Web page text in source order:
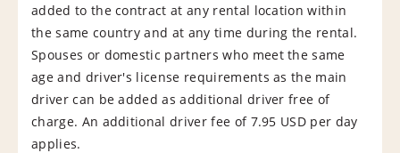
added to the contract at any rental location within
the same country and at any time during the rental.
Spouses or domestic partners who meet the same
age and driver's license requirements as the main
driver can be added as additional driver free of
charge. An additional driver fee of 7.95 USD per day
applies.